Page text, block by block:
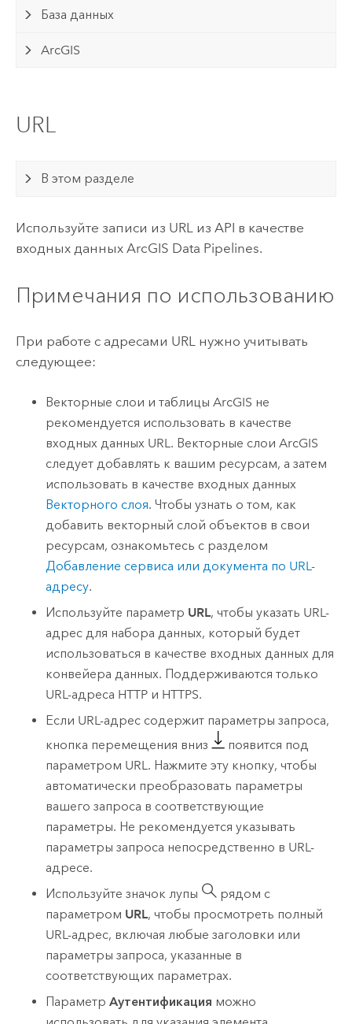
База данных
ArcGIS
URL
В этом разделе
Используйте записи из URL из API в качестве
входных данных ArcGIS Data Pipelines.
Примечания по использованию
При работе с адресами URL нужно учитывать
следующее:
Векторные слои и таблицы ArcGIS не
рекомендуется использовать в качестве
входных данных URL. Векторные слои ArcGIS
следует добавлять к вашим ресурсам, а затем
использовать в качестве входных данных
Векторного слоя. Чтобы узнать о том, как
добавить векторный слой объектов в свои
ресурсам, ознакомьтесь с разделом
Добавление сервиса или документа по URL-
адресу.
Используйте параметр URL, чтобы указать URL-
адрес для набора данных, который будет
использоваться в качестве входных данных для
конвейера данных. Поддерживаются только
URL-адреса HTTP и HTTPS.
Если URL-адрес содержит параметры запроса,
кнопка перемещения вниз
появится под
параметром URL. Нажмите эту кнопку, чтобы
автоматически преобразовать параметры
вашего запроса в соответствующие
параметры. Не рекомендуется указывать
параметры запроса непосредственно в URL-
адресе.
Используйте значок лупы
рядом с
параметром URL, чтобы просмотреть полный
URL-адрес, включая любые заголовки или
параметры запроса, указанные в
соответствующих параметрах.
ПараметрАутентификация можно